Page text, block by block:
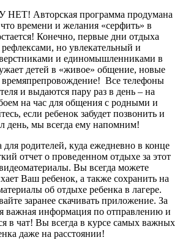
Авторская программа продумана
времени и желания «серфить» в
Конечно, первые дни отдыха
но увлекательный и
и единомышленниками в
детей в «живое» общение, новые
времяпрепровождение! Все телефоны
и выдаются пару раз в день – на
на час для общения с родными и
если ребенок забудет позвонить и
день, мы всегда ему напомним!
родителей, куда ежедневно в конце
отчет о проведенном отдыхе за этот
Вы всегда можете
Ваш ребенок, а также сохранить на
об отдыхе ребенка в лагере.
заранее скачивать приложение. За
важная информация по отправлению и
в чат! Вы всегда в курсе самых важных
даже на расстоянии!